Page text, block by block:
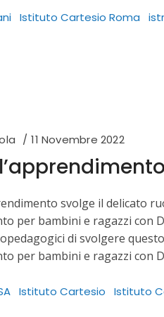
Istituto Cartesio Roma
11 Novembre 2022
svolge il delicato
per bambini e ragazzi
di svolgere
per bambini e ragazzi con
Istituto Cartesio
Istituto